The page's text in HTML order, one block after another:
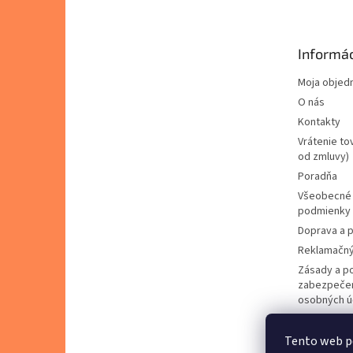
Tento web
Moja
O nás
Kontakty
Vrátenie
od zmluvy)
Poradňa
podmienky
Doprava a
Zásady a
osobných
cookies